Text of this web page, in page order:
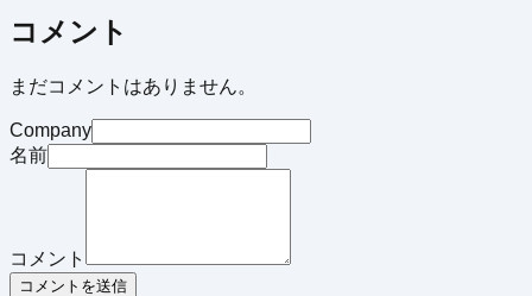
コメント
まだコメントはありません。
Company
名前
コメント
コメントを送信